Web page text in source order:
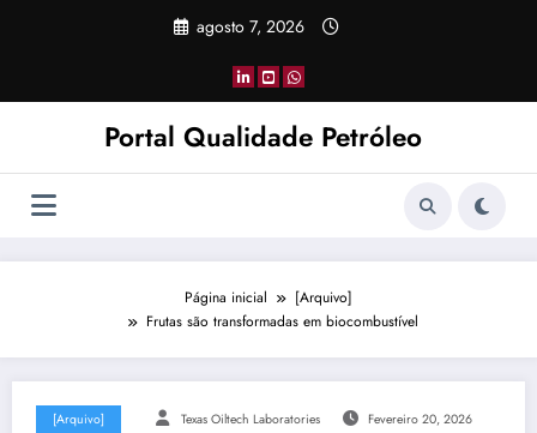
agosto 7, 2026
Portal Qualidade Petróleo
Página inicial
[Arquivo]
Frutas são transformadas em biocombustível
[Arquivo] Texas Oiltech Laboratories Fevereiro 20, 2026